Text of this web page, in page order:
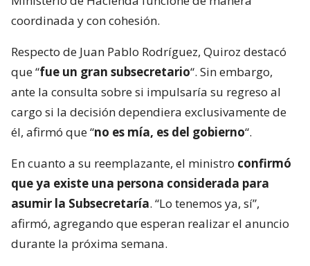
coordinada y con cohesión.
Respecto de Juan Pablo Rodríguez, Quiroz destacó
que “fue un gran subsecretario“. Sin embargo,
ante la consulta sobre si impulsaría su regreso al
cargo si la decisión dependiera exclusivamente de
él, afirmó que “no es mía, es del gobierno“.
En cuanto a su reemplazante, el ministro confirmó
que ya existe una persona considerada para
asumir la Subsecretaría. “Lo tenemos ya, sí”,
afirmó, agregando que esperan realizar el anuncio
durante la próxima semana.